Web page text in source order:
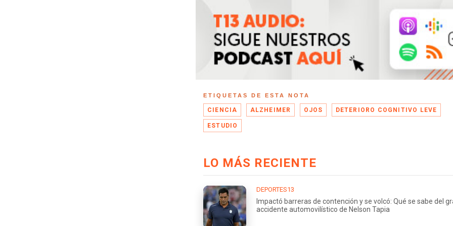
ETIQUETAS DE ESTA NOTA
CIENCIA ALZHEIMER OJOS DETERIORO COGNITIVO LEVE
ESTUDIO
LO MÁS RECIENTE
DEPORTES13
Impactó barreras de contención y se volcó: Qué se sabe del
accidente automovilístico de Nelson Tapia